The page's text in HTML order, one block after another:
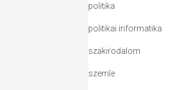
politika
politikai informatika
szakirodalom
szemle